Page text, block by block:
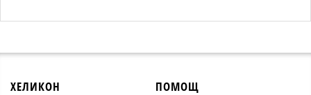
ХЕЛИКОН ПОМОЩ